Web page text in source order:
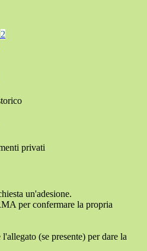
2
privati
un'adesione.
per confermare la propria
(se presente) per dare la